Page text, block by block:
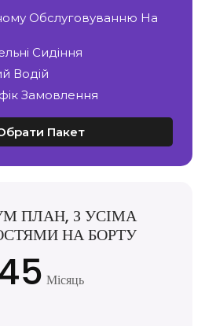
Обслуговуванню На
Сидіння
Водій
Замовлення
Пакет
ПЛАН, З УСІМА
НА БОРТУ
Місяць